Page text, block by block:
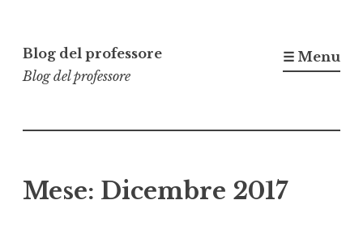
al
contenuto
Blog del professore
Blog del professore
☰ Menu
Mese: Dicembre 2017